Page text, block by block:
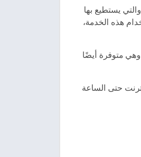
يستطيع بها
هذه الخدمة،
متوفرة أيضًا
حتى الساعة